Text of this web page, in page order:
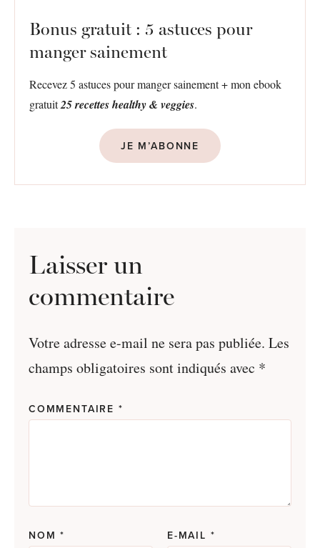
Bonus gratuit : 5 astuces pour
manger sainement
Recevez 5 astuces pour manger sainement + mon ebook
gratuit25 recettes healthy & veggies.
JE M’ABONNE
Laisser un
commentaire
Votre adresse e-mail ne sera pas publiée. Les
champs obligatoires sont indiqués avec *
COMMENTAIRE *
NOM* E-MAIL *